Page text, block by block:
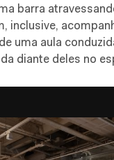
barra
inclusive,
uma aula
diante deles no